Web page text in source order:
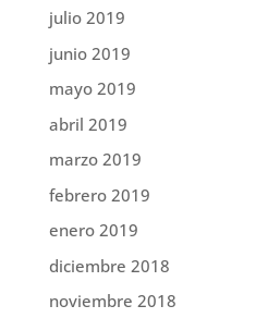
julio 2019
junio 2019
mayo 2019
abril 2019
marzo 2019
febrero 2019
enero 2019
diciembre 2018
noviembre 2018